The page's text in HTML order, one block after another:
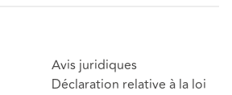
Avis juridiques
Déclaration relative à la loi